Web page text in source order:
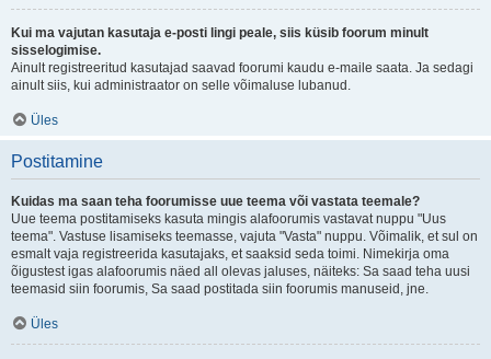
Kui ma vajutan kasutaja e-posti lingi peale, siis küsib foorum minult
sisselogimise.
Ainult registreeritud kasutajad saavad foorumi kaudu e-maile saata. Ja sedagi
ainult siis, kui administraator on selle võimaluse lubanud.
Üles
Postitamine
Kuidas ma saan teha foorumisse uue teema või vastata teemale?
Uue teema postitamiseks kasuta mingis alafoorumis vastavat nuppu "Uus
teema". Vastuse lisamiseks teemasse, vajuta "Vasta" nuppu. Võimalik, et sul on
esmalt vaja registreerida kasutajaks, et saaksid seda toimi. Nimekirja oma
õigustest igas alafoorumis näed all olevas jaluses, näiteks: Sa saad teha uusi
teemasid siin foorumis, Sa saad postitada siin foorumis manuseid, jne.
Üles